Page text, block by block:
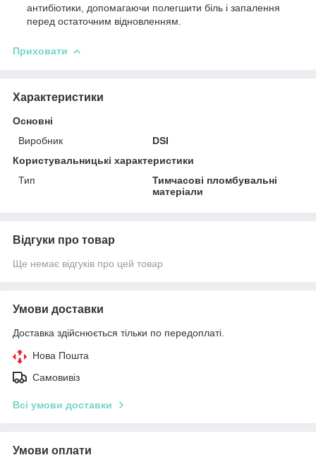
антибіотики, допомагаючи полегшити біль і запалення
перед остаточним відновленням.
Приховати
Характеристики
Основні
Виробник
DSI
Користувальницькі характеристики
Тип
Тимчасові пломбувальні
матеріали
Відгуки про товар
Ще немає відгуків про цей товар
Умови доставки
Доставка здійснюється тільки по передоплаті.
Нова Пошта
Самовивіз
Всі умови доставки
Умови оплати